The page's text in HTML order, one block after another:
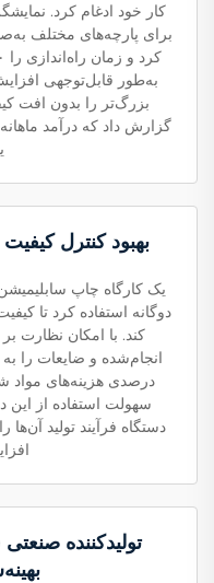
کار خود ادغام کرد.
برای پارچه‌های مختلف
به‌طور قابل‌توجهی
بزرگ‌تر را بدون افت
بهبود کنترل
یک کارگاه چاپ
دوگانه استفاده کرد تا
کند. با امکان نظارت
درصدی هزینه‌های مواد
سهولت استفاده از این
دستگاه فرآیند تولید
تولیدکننده صنعتی